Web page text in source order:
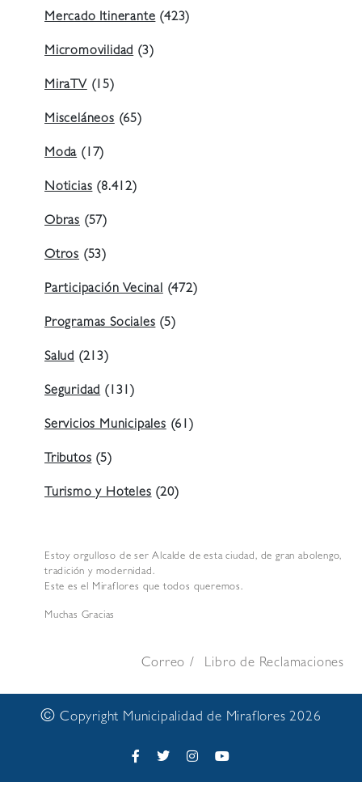
Mercado Itinerante(423)
Micromovilidad(3)
MiraTV(15)
Misceláneos(65)
Moda(17)
Noticias(8.412)
Obras (57)
Otros (53)
Participación Vecinal(472)
Programas Sociales(5)
Salud (213)
Seguridad(131)
Servicios Municipales(61)
Tributos(5)
Turismo y Hoteles(20)
Estoy orgulloso de ser Alcalde de esta ciudad, de gran abolengo,
tradición y modernidad.
Este es el Miraflores que todos queremos.
Muchas Gracias
Correo Libro de Reclamaciones
© Copyright Municipalidad de Miraflores 2026